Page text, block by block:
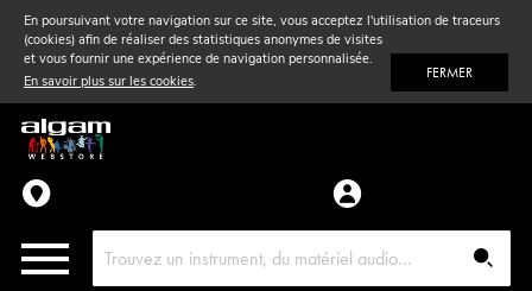
En poursuivant votre navigation sur ce site, vous acceptez l'utilisation de traceurs
(cookies) afin de réaliser des statistiques anonymes de visites
et vous fournir une expérience de navigation personnalisée.
En savoir plus sur les cookies. FERMER
Vent& Violon
Accessoires
Pièces détachées